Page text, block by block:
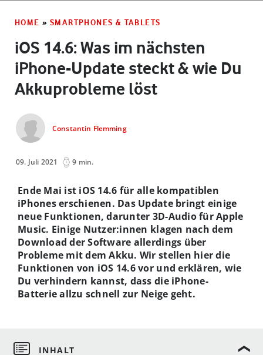
HOME » SMARTPHONES & TABLETS
iOS 14.6: Was im nächsten
iPhone-Update steckt & wie Du
Akkuprobleme löst
Constantin Flemming
09. Juli 2021 9 min.
Ende Mai ist iOS 14.6 für alle kompatiblen
iPhones erschienen. Das Update bringt einige
neue Funktionen, darunter 3D-Audio für Apple
Music. Einige Nutzer:innen klagen nach dem
Download der Software allerdings über
Probleme mit dem Akku. Wir stellen hier die
Funktionen von iOS 14.6 vor und erklären, wie
Du verhindern kannst, dass die iPhone-
Batterie allzu schnell zur Neige geht.